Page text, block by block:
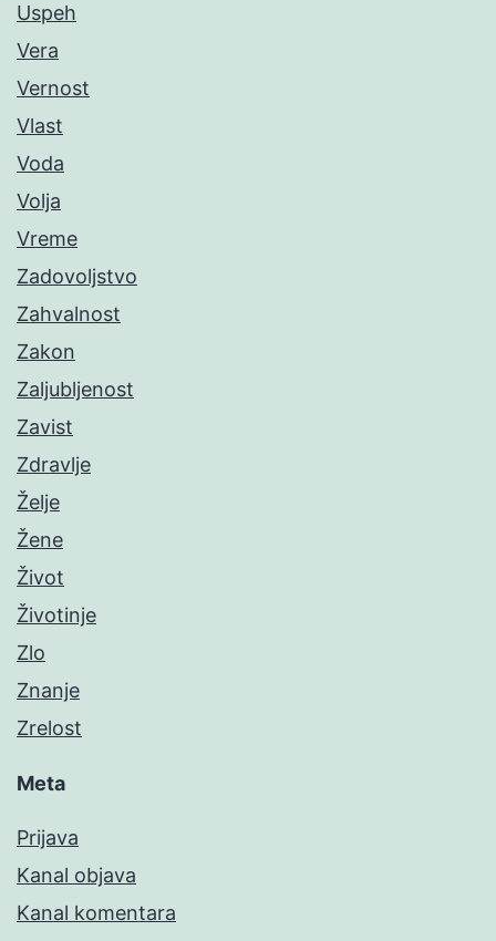
Uspeh
Vera
Vernost
Vlast
Voda
Volja
Vreme
Zadovoljstvo
Zahvalnost
Zakon
Zaljubljenost
Zavist
Zdravlje
Želje
Žene
Život
Životinje
Zlo
Znanje
Zrelost
Meta
Prijava
Kanal objava
Kanal komentara